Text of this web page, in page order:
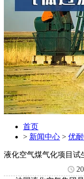
首页
> 新闻中心 > 优
液化空气煤气化项目试